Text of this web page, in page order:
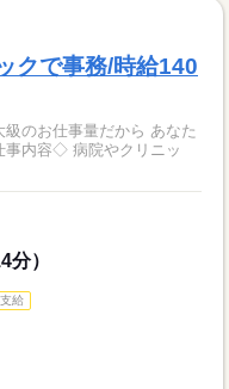
クで事務/時給140
のお仕事量だから あなた
）
給